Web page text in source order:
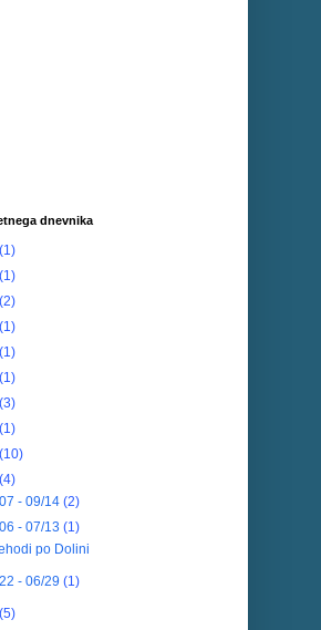
dnevnika
(1)
(1)
(2)
(1)
(1)
(1)
(3)
(1)
(10)
(4)
- 09/14 (2)
- 07/13 (1)
po Dolini
- 06/29 (1)
(5)